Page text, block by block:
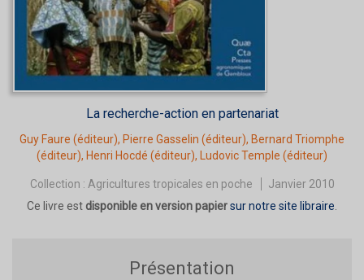
La recherche-action en partenariat
Guy Faure (éditeur), Pierre Gasselin (éditeur), Bernard Triomphe
(éditeur), Henri Hocdé (éditeur), Ludovic Temple (éditeur)
Collection : Agricultures tropicales en poche
Janvier 2010
Ce livre est disponible en version papiersur notre site libraire
Présentation